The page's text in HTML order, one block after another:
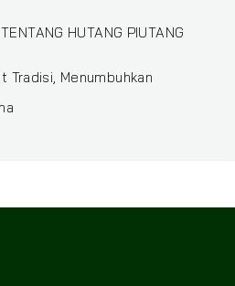
HUTANG PIUTANG
Tradisi, Menumbuhkan